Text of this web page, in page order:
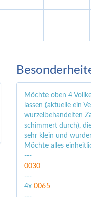
Möchte oben 4
lassen (aktuelle ein
wurzelbehandelten
schimmert durch),
sehr klein und
Möchte alles
---
0030
---
4x 0065